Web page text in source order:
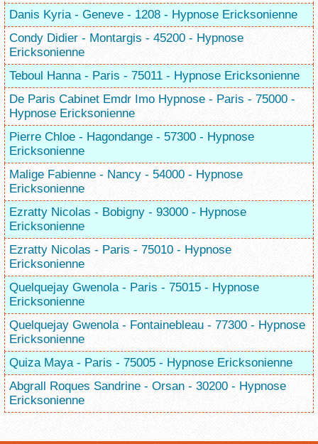
Danis Kyria - Geneve - 1208 - Hypnose Ericksonienne
Condy Didier - Montargis - 45200 - Hypnose
Ericksonienne
Teboul Hanna - Paris - 75011 - Hypnose Ericksonienne
De Paris Cabinet Emdr Imo Hypnose - Paris - 75000 -
Hypnose Ericksonienne
Pierre Chloe - Hagondange - 57300 - Hypnose
Ericksonienne
Malige Fabienne - Nancy - 54000 - Hypnose
Ericksonienne
Ezratty Nicolas - Bobigny - 93000 - Hypnose
Ericksonienne
Ezratty Nicolas - Paris - 75010 - Hypnose
Ericksonienne
Quelquejay Gwenola - Paris - 75015 - Hypnose
Ericksonienne
Quelquejay Gwenola - Fontainebleau - 77300 - Hypnose
Ericksonienne
Quiza Maya - Paris - 75005 - Hypnose Ericksonienne
Abgrall Roques Sandrine - Orsan - 30200 - Hypnose
Ericksonienne